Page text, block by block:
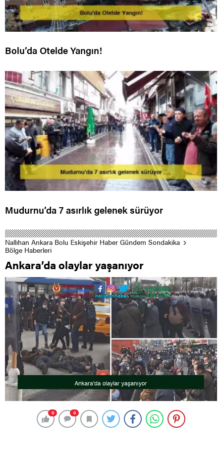
Bolu’da Otelde Yangın!
Mudurnu’da 7 asırlık gelenek sürüyor
Nallıhan Ankara Bolu Eskişehir Haber Gündem Sondakika
Bölge Haberleri
Ankara’da olaylar yaşanıyor
0 0